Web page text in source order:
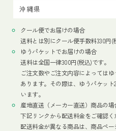
沖縄県
クール便でお届けの場合
送料とは別にクール便手数料330円(
ゆうパケットでお届けの場合
送料は全国一律300円(税込)です。
ご注文数やご注文内容によっては
あります。その際は、ゆうパケッ
います。
産地直送（メーカー直送）商品の場
下記リンクから配送料金をご確認く
配送料金が異なる商品は、商品ペー